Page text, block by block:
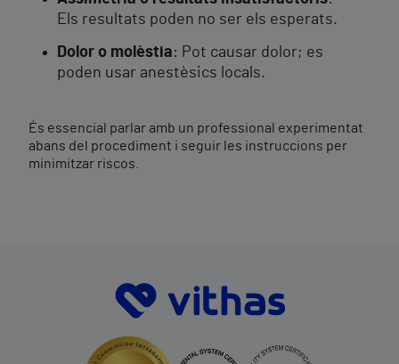
Els resultats poden no ser els esperats.
Dolor o molèstia: Pot causar dolor; es
poden usar anestèsics locals.
És essencial parlar amb un professional experimentat
abans del procediment i seguir les instruccions per
minimitzar riscos.